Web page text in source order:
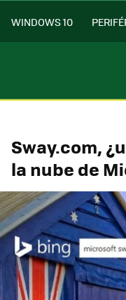
WINDOWS 10
Sway.com,
la nube de